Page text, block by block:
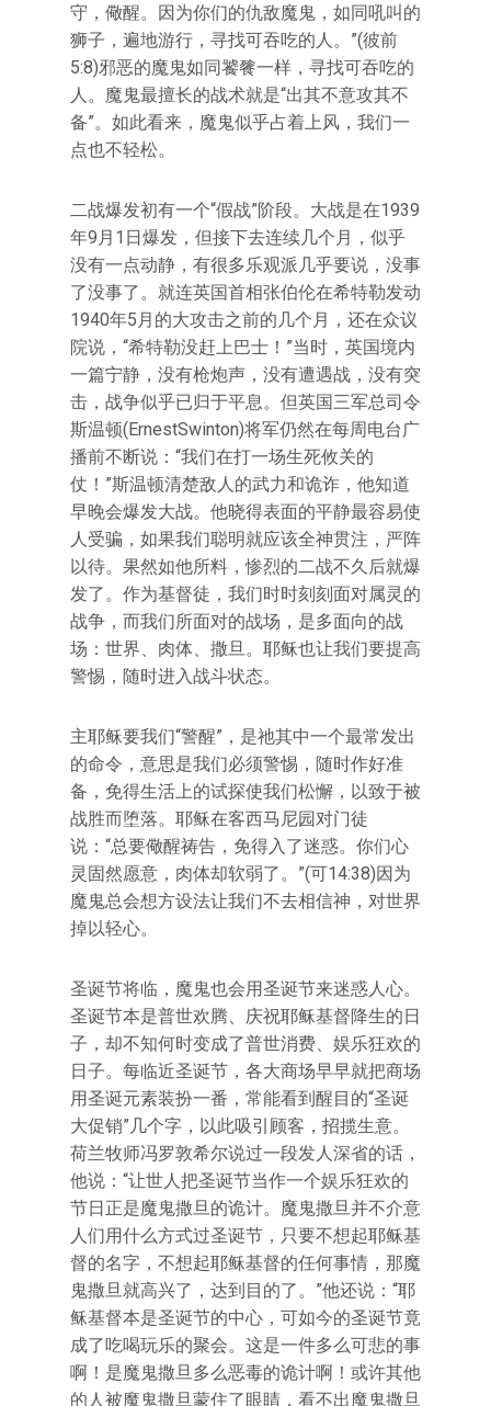
守，儆醒。因为你们的仇敌魔鬼，如同吼叫的
狮子，遍地游行，寻找可吞吃的人。”(彼前
5:8)邪恶的魔鬼如同饕餮一样，寻找可吞吃的
人。魔鬼最擅长的战术就是“出其不意攻其不
备”。如此看来，魔鬼似乎占着上风，我们一
点也不轻松。
二战爆发初有一个“假战”阶段。大战是在1939
年9月1日爆发，但接下去连续几个月，似乎
没有一点动静，有很多乐观派几乎要说，没事
了没事了。就连英国首相张伯伦在希特勒发动
1940年5月的大攻击之前的几个月，还在众议
院说，“希特勒没赶上巴士！”当时，英国境内
一篇宁静，没有枪炮声，没有遭遇战，没有突
击，战争似乎已归于平息。但英国三军总司令
斯温顿(ErnestSwinton)将军仍然在每周电台广
播前不断说：“我们在打一场生死攸关的
仗！”斯温顿清楚敌人的武力和诡诈，他知道
早晚会爆发大战。他晓得表面的平静最容易使
人受骗，如果我们聪明就应该全神贯注，严阵
以待。果然如他所料，惨烈的二战不久后就爆
发了。作为基督徒，我们时时刻刻面对属灵的
战争，而我们所面对的战场，是多面向的战
场：世界、肉体、撒旦。耶稣也让我们要提高
警惕，随时进入战斗状态。
主耶稣要我们“警醒”，是祂其中一个最常发出
的命令，意思是我们必须警惕，随时作好准
备，免得生活上的试探使我们松懈，以致于被
战胜而堕落。耶稣在客西马尼园对门徒
说：“总要儆醒祷告，免得入了迷惑。你们心
灵固然愿意，肉体却软弱了。”(可14:38)因为
魔鬼总会想方设法让我们不去相信神，对世界
掉以轻心。
圣诞节将临，魔鬼也会用圣诞节来迷惑人心。
圣诞节本是普世欢腾、庆祝耶稣基督降生的日
子，却不知何时变成了普世消费、娱乐狂欢的
日子。每临近圣诞节，各大商场早早就把商场
用圣诞元素装扮一番，常能看到醒目的“圣诞
大促销”几个字，以此吸引顾客，招揽生意。
荷兰牧师冯罗敦希尔说过一段发人深省的话，
他说：“让世人把圣诞节当作一个娱乐狂欢的
节日正是魔鬼撒旦的诡计。魔鬼撒旦并不介意
人们用什么方式过圣诞节，只要不想起耶稣基
督的名字，不想起耶稣基督的任何事情，那魔
鬼撒旦就高兴了，达到目的了。”他还说：“耶
稣基督本是圣诞节的中心，可如今的圣诞节竟
成了吃喝玩乐的聚会。这是一件多么可悲的事
啊！是魔鬼撒旦多么恶毒的诡计啊！或许其他
的人被魔鬼撒旦蒙住了眼睛，看不出魔鬼撒旦